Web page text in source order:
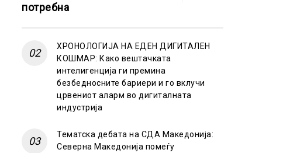
потребна
ХРОНОЛОГИЈА НА ЕДЕН ДИГИТАЛЕН
КОШМАР: Како вештачката
интелигенција ги премина
безбедносните бариери и го вклучи
црвениот аларм во дигиталната
индустрија
Тематска дебата на СДА Македонија:
Северна Македонија помеѓу